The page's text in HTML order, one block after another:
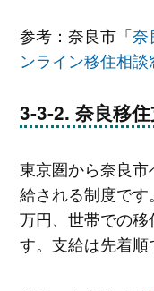
参考：奈良市「奈
ンライン移住相
奈良移
東京圏から奈良
給される制度で
万円、世帯での
す。支給は先着順